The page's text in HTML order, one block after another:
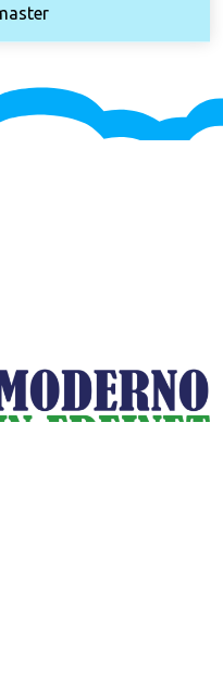
webmaster